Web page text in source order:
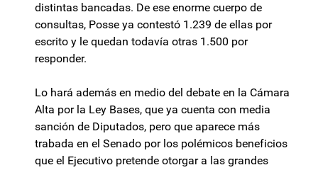
distintas bancadas. De ese enorme cuerpo de
consultas, Posse ya contestó 1.239 de ellas por
escrito y le quedan todavía otras 1.500 por
responder.
Lo hará además en medio del debate en la Cámara
Alta por la Ley Bases, que ya cuenta con media
sanción de Diputados, pero que aparece más
trabada en el Senado por los polémicos beneficios
que el Ejecutivo pretende otorgar a las grandes